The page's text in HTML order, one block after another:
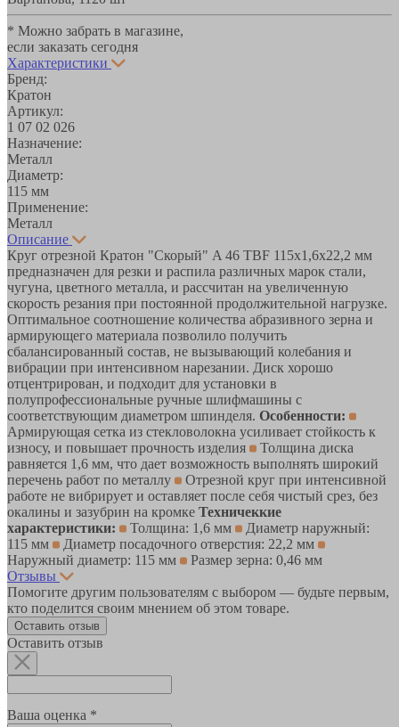
* Можно забрать в магазине,
если заказать сегодня
Характеристики
Бренд:
Кратон
Артикул:
1 07 02 026
Назначение:
Металл
Диаметр:
115 мм
Применение:
Металл
Описание
Круг отрезной Кратон "Скорый" A 46 TBF 115х1,6х22,2 мм
предназначен для резки и распила различных марок стали,
чугуна, цветного металла, и рассчитан на увеличенную
скорость резания при постоянной продолжительной нагрузке.
Оптимальное соотношение количества абразивного зерна и
армирующего материала позволило получить
сбалансированный состав, не вызывающий колебания и
вибрации при интенсивном нарезании. Диск хорошо
отцентрирован, и подходит для установки в
полупрофессиональные ручные шлифмашины с
соответствующим диаметром шпинделя. Особенности:
Армирующая сетка из стекловолокна усиливает стойкость к
износу, и повышает прочность изделия
Толщина диска
равняется 1,6 мм, что дает возможность выполнять широкий
перечень работ по металлу
Отрезной круг при интенсивной
работе не вибрирует и оставляет после себя чистый срез, без
окалины и зазубрин на кромке Техничеккие
характеристики:
Толщина: 1,6 мм
Диаметр наружный:
115 мм
Диаметр посадочного отверстия: 22,2 мм
Наружный диаметр: 115 мм
Размер зерна: 0,46 мм
Отзывы
Помогите другим пользователям с выбором — будьте первым,
кто поделится своим мнением об этом товаре.
Оставить отзыв
Оставить отзыв
Ваша оценка *